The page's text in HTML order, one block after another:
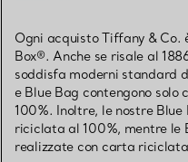
Ogni acquisto Tiffany & Co.
Box®. Anche se risale al
soddisfa moderni standard
e Blue Bag contengono
100%. Inoltre, le nostre
riciclata al 100%, mentre le
realizzate con carta